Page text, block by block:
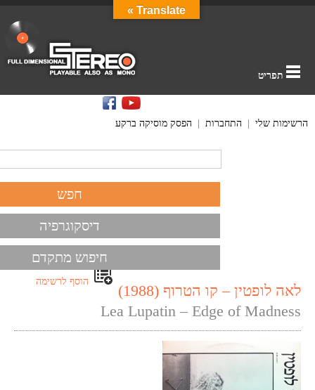
תפריט
הרשימות שלי התחברות הפסק מוסיקה ברקע
דיסקוגרפיה
חיפוש מתקדם
הוסף לרשימה
לאה לופטין – קו הטרוף (1988)
Lea Lupatin – Edge of Madness
Translate »